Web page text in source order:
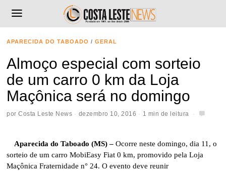
APARECIDA DO TABOADO / GERAL
Almoço especial com sorteio
de um carro 0 km da Loja
Maçônica será no domingo
porCosta Leste News dezembro 10, 2016 1 min de leitura
Aparecida do Taboado (MS) –Ocorre neste domingo, dia 11, o
sorteio de um carro MobiEasy Fiat 0 km, promovido pela Loja
Maçônica Fraternidade n° 24. O evento deve reunir